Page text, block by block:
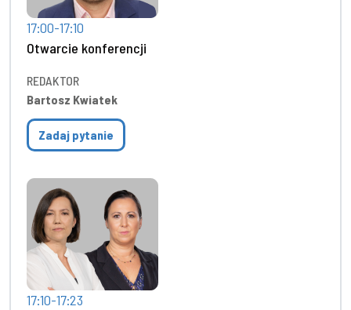
17:00-17:10
Otwarcie konferencji
REDAKTOR
Bartosz Kwiatek
Zadaj pytanie
17:10-17:23